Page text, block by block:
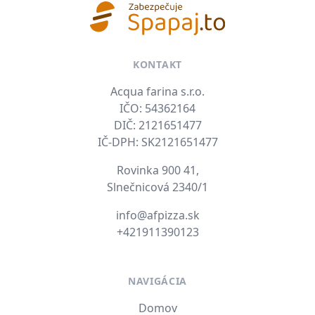
KONTAKT
Acqua farina s.r.o.
IČO: 54362164
DIČ: 2121651477
IČ-DPH: SK2121651477
Rovinka 900 41,
Slnečnicová 2340/1
info@afpizza.sk
+421911390123
NAVIGÁCIA
Domov